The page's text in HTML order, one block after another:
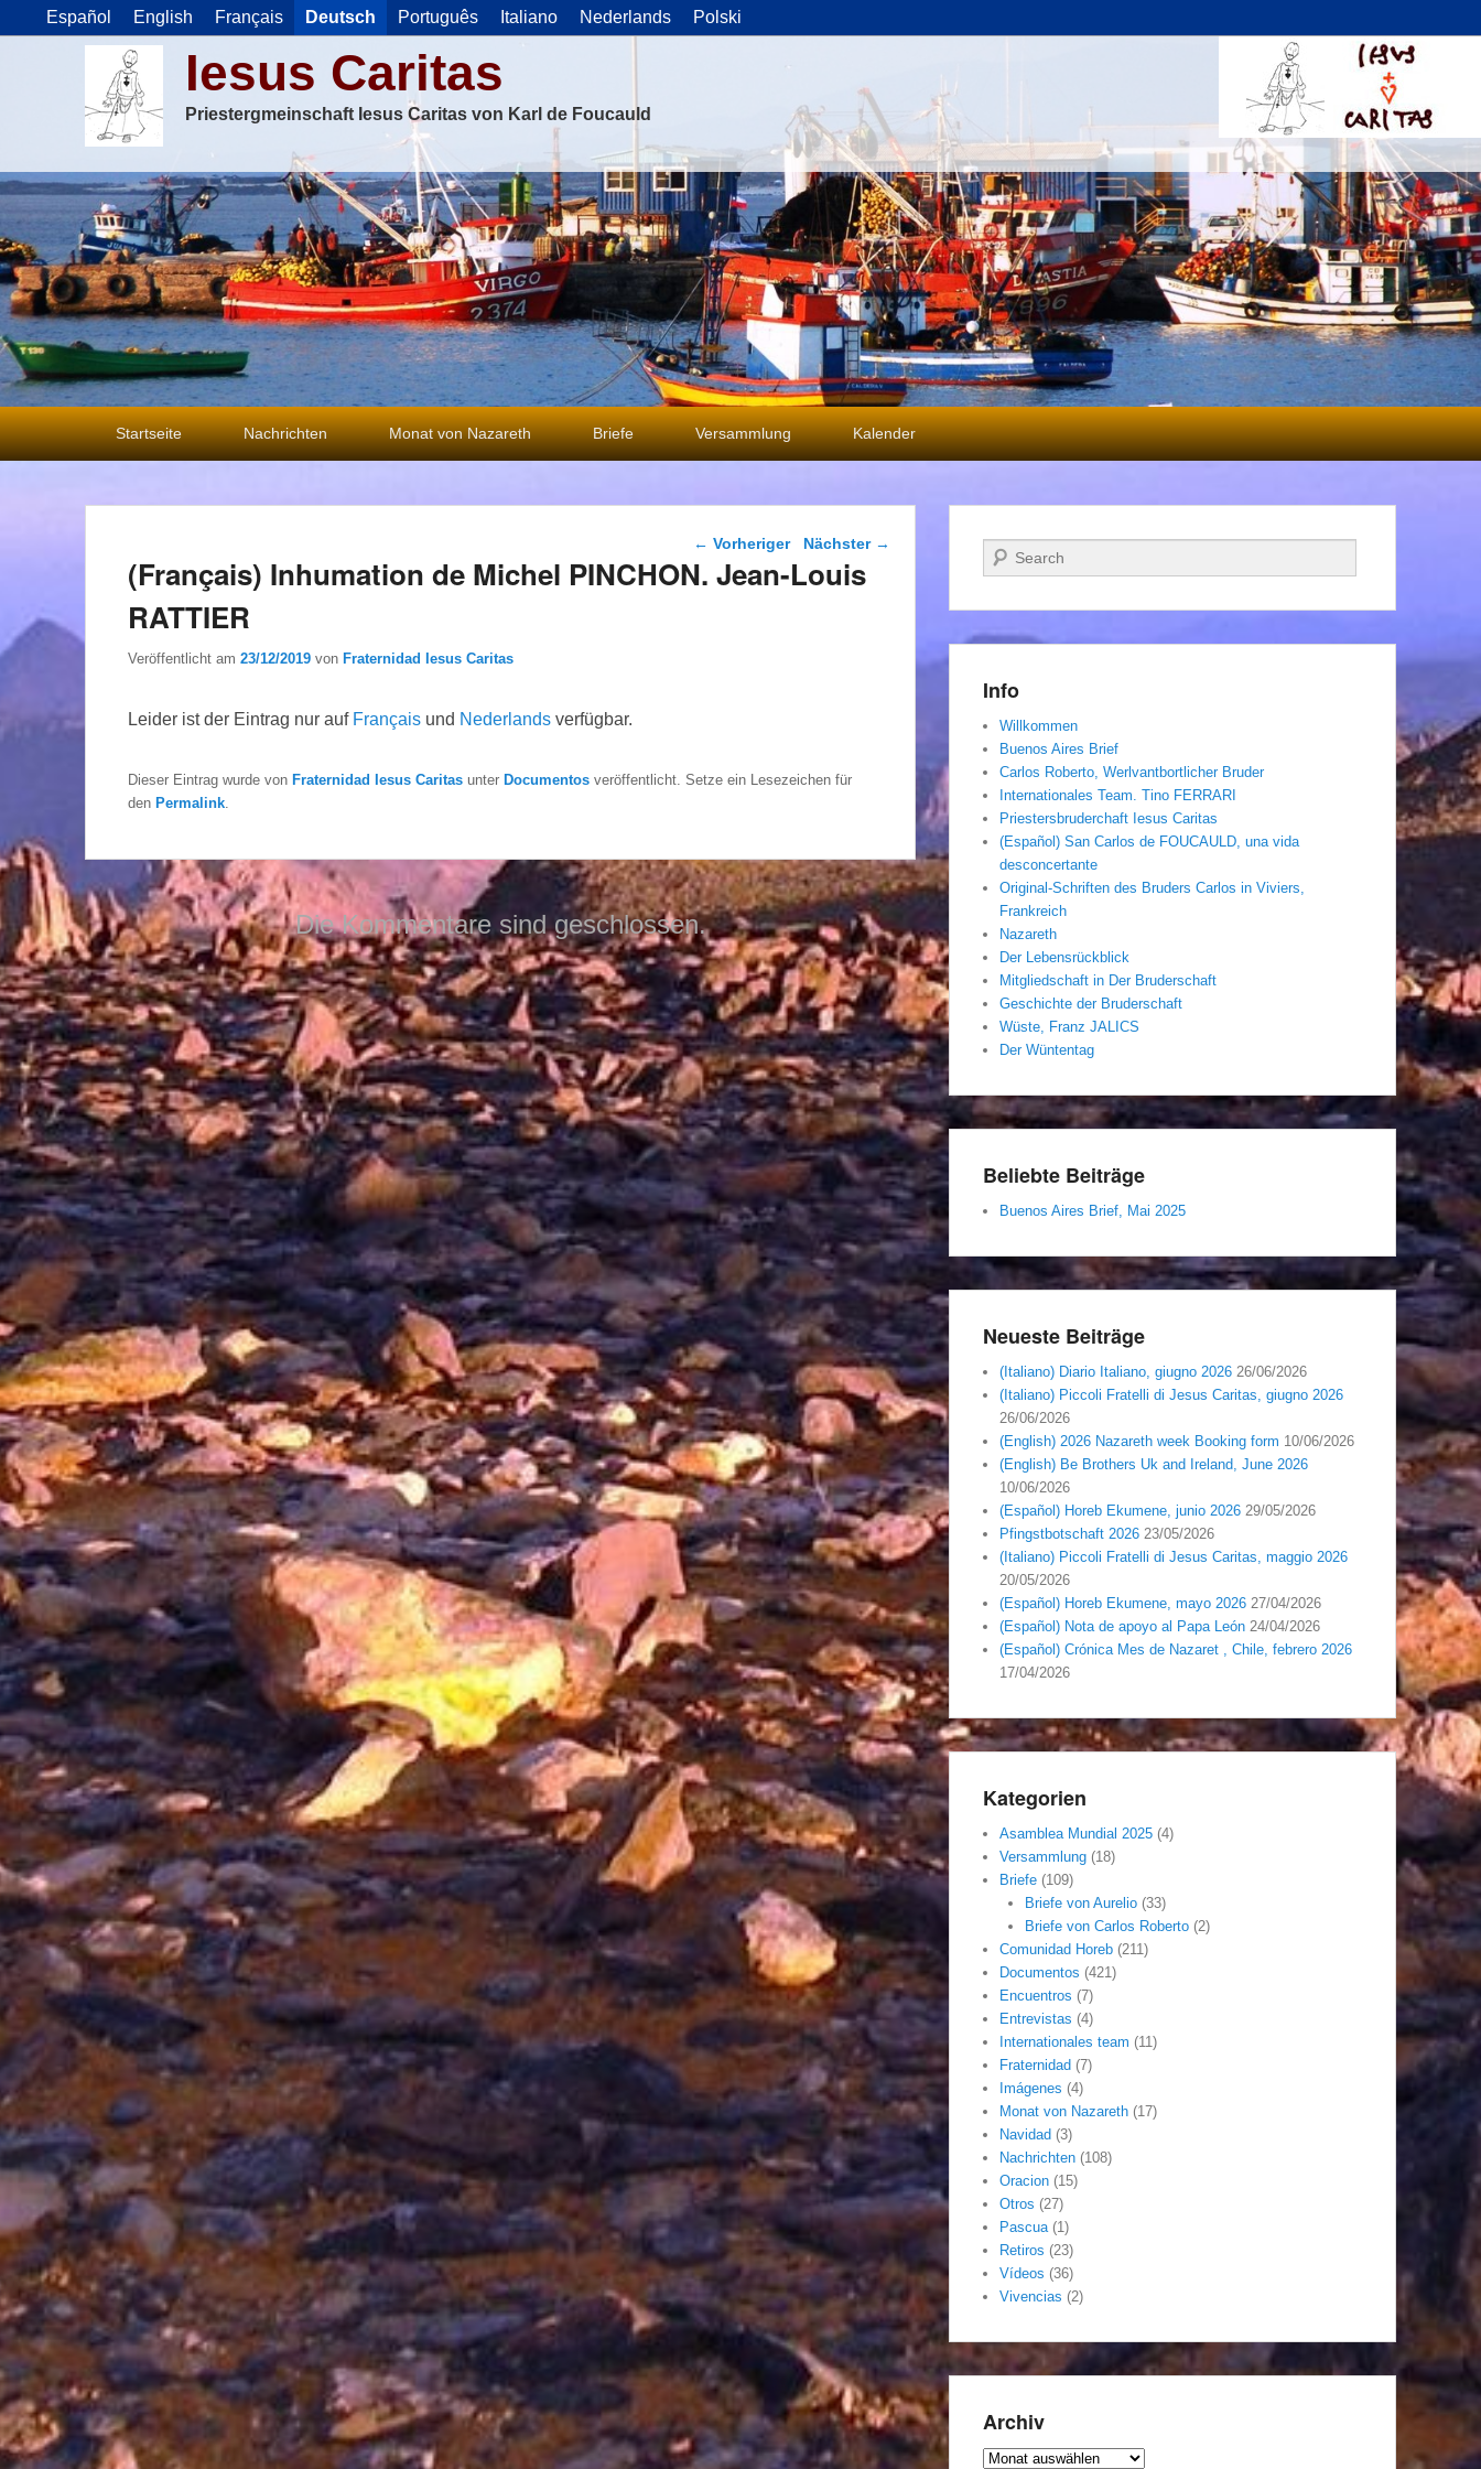
Español English Français Deutsch Português Italiano Nederlands Polski
Iesus Caritas
Priestergmeinschaft Iesus Caritas von Karl de Foucauld
Primäres
Menü
Startseite Nachrichten Monat von Nazareth Briefe Versammlung Kalender
Beitragsnavigation
← Vorheriger Nächster →
(Français) Inhumation de Michel PINCHON. Jean-Louis
RATTIER
Veröffentlicht am 23/12/2019 von Fraternidad Iesus Caritas
Leider ist der Eintrag nur auf Français und Nederlands verfügbar.
Dieser Eintrag wurde von Fraternidad Iesus Caritas unter Documentos veröffentlicht. Setze ein Lesezeichen für
den Permalink
Die Kommentare sind geschlossen.
Suchen
Info
Willkommen
Buenos Aires Brief
Carlos Roberto, Werlvantbortlicher Bruder
Internationales Team. Tino FERRARI
Priestersbruderchaft Iesus Caritas
(Español) San Carlos de FOUCAULD, una vida
desconcertante
Original-Schriften des Bruders Carlos in Viviers,
Frankreich
Nazareth
Der Lebensrückblick
Mitgliedschaft in Der Bruderschaft
Geschichte der Bruderschaft
Wüste, Franz JALICS
Der Wüntentag
Beliebte Beiträge
Buenos Aires Brief, Mai 2025
Neueste Beiträge
(Italiano) Diario Italiano, giugno 2026 26/06/2026
(Italiano) Piccoli Fratelli di Jesus Caritas, giugno 2026
26/06/2026
(English) 2026 Nazareth week Booking form 10/06/2026
(English) Be Brothers Uk and Ireland, June 2026
10/06/2026
(Español) Horeb Ekumene, junio 2026 29/05/2026
Pfingstbotschaft 2026 23/05/2026
(Italiano) Piccoli Fratelli di Jesus Caritas, maggio 2026
20/05/2026
(Español) Horeb Ekumene, mayo 2026 27/04/2026
(Español) Nota de apoyo al Papa León 24/04/2026
(Español) Crónica Mes de Nazaret , Chile, febrero 2026
17/04/2026
Kategorien
Asamblea Mundial 2025 (4)
Versammlung (18)
Briefe (109)
Briefe von Aurelio(33)
Briefe von Carlos Roberto(2)
Comunidad Horeb (211)
Documentos (421)
Encuentros (7)
Entrevistas (4)
Internationales team (11)
Fraternidad (7)
Imágenes (4)
Monat von Nazareth (17)
Navidad (3)
Nachrichten (108)
Oracion (15)
Otros (27)
Pascua(1)
Retiros (23)
Vídeos (36)
Vivencias (2)
Archiv
Archiv